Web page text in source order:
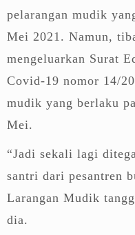
pelarangan mudik
Mei 2021. Namun,
mengeluarkan Surat
Covid-19 nomor 14/
mudik yang berlaku
Mei.
“Jadi sekali lagi
santri dari pesantren
Larangan Mudik
dia.